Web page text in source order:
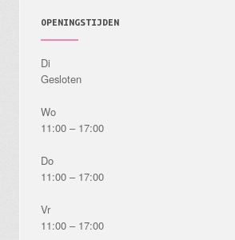
OPENINGSTIJDEN
Di
Gesloten
Wo
11:00 – 17:00
Do
11:00 – 17:00
Vr
11:00 – 17:00